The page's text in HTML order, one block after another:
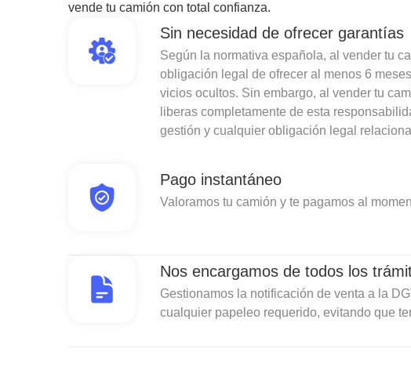
vende tu camión con total confianza.
Sin necesidad de ofrecer garantías
Según la normativa española, al vender tu
obligación legal de ofrecer al menos 6
vicios ocultos. Sin embargo, al vender tu
liberas completamente de esta
gestión y cualquier obligación legal
Pago instantáneo
Valoramos tu camión y te pagamos al
Nos encargamos de todos los
Gestionamos la notificación de venta a la
cualquier papeleo requerido, evitando que